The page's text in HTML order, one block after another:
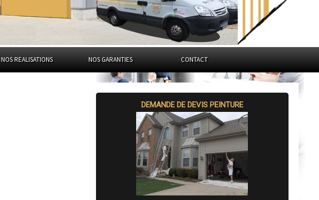
NOS REALISATIONS NOS GARANTIES CONTACT
DEMANDE DE DEVIS PEINTURE